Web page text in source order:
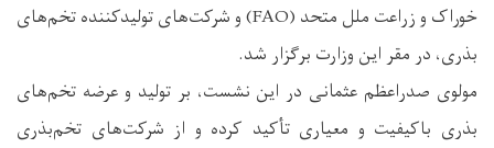
خوراک و زراعت ملل متحد (FAO) و شرکت‌های تولیدکننده تخم‌های
بذری، در مقر این وزارت برگزار شد.
مولوی صدراعظم عثمانی در این نشست، بر تولید و عرضه تخم‌های
بذری باکیفیت و معیاری تأکید کرده و از شرکت‌های تخم‌بذری